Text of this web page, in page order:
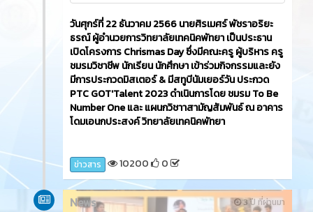
วันศุกร์ที่ 22 ธันวาคม 2566​ นายศิรเมศร์ พัชราอริยะ
ธรณ์ ผู้อำนวยการวิทยาลัยเทคนิคพัทยา เป็นประธาน
เปิดโครงการ Chrismas Day ซึ่งมีคณะครู ผู้บริหาร ครู
ชมรมวิชาชีพ นักเรียน นักศึกษา เข้าร่วมกิจกรรมและยัง
มีการประกวดมิสเตอร์ & มีสทูบีนัมเยอร์วัน ประกวด
PTC GOT'Talent 2023 ดำเนินการโดย ชมรม To Be
Number One และ แผนกวิชาาสามัญสัมพันธ์ ณ อาคาร
โดมเอนกประสงค์ วิทยาลัยเทคนิคพัทยา
ข่าวสาร 10200 0
3 ปี ที่ผ่านมา
News